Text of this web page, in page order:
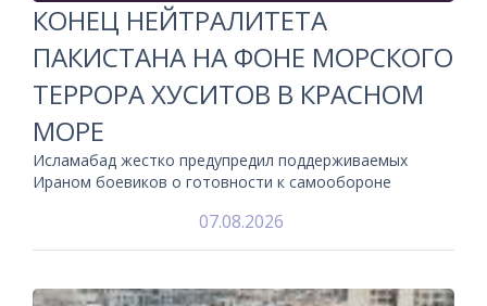
КОНЕЦ НЕЙТРАЛИТЕТА
ПАКИСТАНА НА ФОНЕ МОРСКОГО
ТЕРРОРА ХУСИТОВ В КРАСНОМ
МОРЕ
Исламабад жестко предупредил поддерживаемых
Ираном боевиков о готовности к самообороне
07.08.2026